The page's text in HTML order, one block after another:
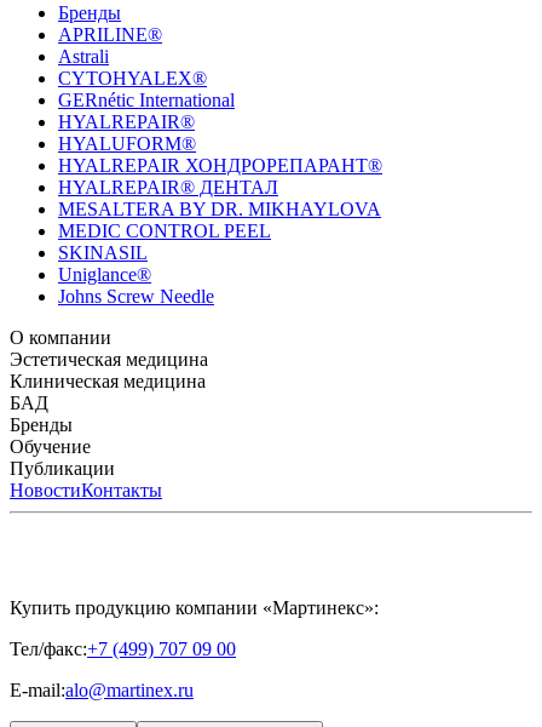
Бренды
APRILINE®
Astrali
CYTOHYALEX®
GERnétic International
HYALREPAIR®
HYALUFORM®
HYALREPAIR ХОНДРОРЕПАРАНТ®
HYALREPAIR® ДЕНТАЛ
MESALTERA BY DR. MIKHAYLOVA
MEDIC CONTROL PEEL
SKINASIL
Uniglance®
Johns Screw Needle
О компании
История компанииНаучный центр
центрПатентыЛаборатория
Мезотерапии
Эстетическая медицина
БиорепарацияФиллеры
пилинги
Клиническая медицина
HYALREPAIR® CHONDROreparant
DENTAL
FILLER INTIMO
БАД
CYTOHYALEX
Бренды
APRILINE®
InternationalHYALREPAIR®
ХОНДРОРЕПАРАНТ®
ДЕНТАЛMESALTERA BY DR. MIKHAYLOVAMEDIC
Обучение
Расписание мероприятий
обученияПреподаватели
Публикации
ЖУРНАЛ LES NOUVELLES ESTHÉTIQUES
«ИНЪЕКЦИОННАЯ КОСМЕТОЛОГИЯ»ЖУРНАЛ
НовостиКонтакты
Купить продукцию компании «Мартинекс»:
Тел/факс:+7 (499) 707 09 00
E-mail:alo@martinex.ru